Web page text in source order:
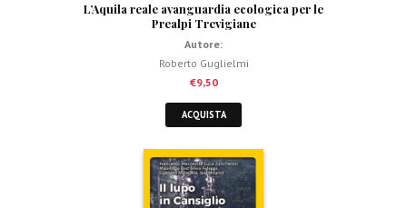
L’Aquila reale avanguardia ecologica per le
Prealpi Trevigiane
Autore:
Roberto Guglielmi
€9,50
ACQUISTA